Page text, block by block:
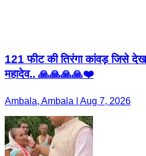
121 फीट की तिरंगा कांवड़ जिसे
महादेव.. 🙏🙏🙏🙏❤️
Ambala, Ambala | Aug 7, 2026